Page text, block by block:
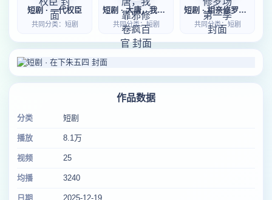
短剧 · 一代权臣
共同分类：短剧
短剧 · 大唐，我靠邪修卷疯百官
共同分类：短剧
短剧 · 相亲修罗场第一季
共同分类：短剧
作品数据
分类 短剧
播放 8.1万
视频 25
均播 3240
日期 2025-12-19